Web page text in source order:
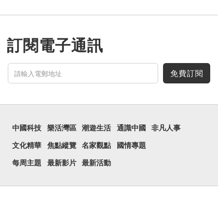
訂閱電子通訊
免費訂閱
中國科技 樂活灣區 潮遊生活 通識中國 非凡人事
文化精華 焦點縱覽 名家觀點 國情專題
每周主題 最新影片 最新活動